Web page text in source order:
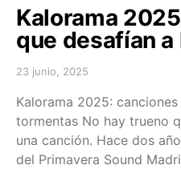
Kalorama
que desafían
Posted on
23 junio, 2025
Kalorama 2025:
tormentas No hay trueno
una canción. Hace dos
del Primavera Sound